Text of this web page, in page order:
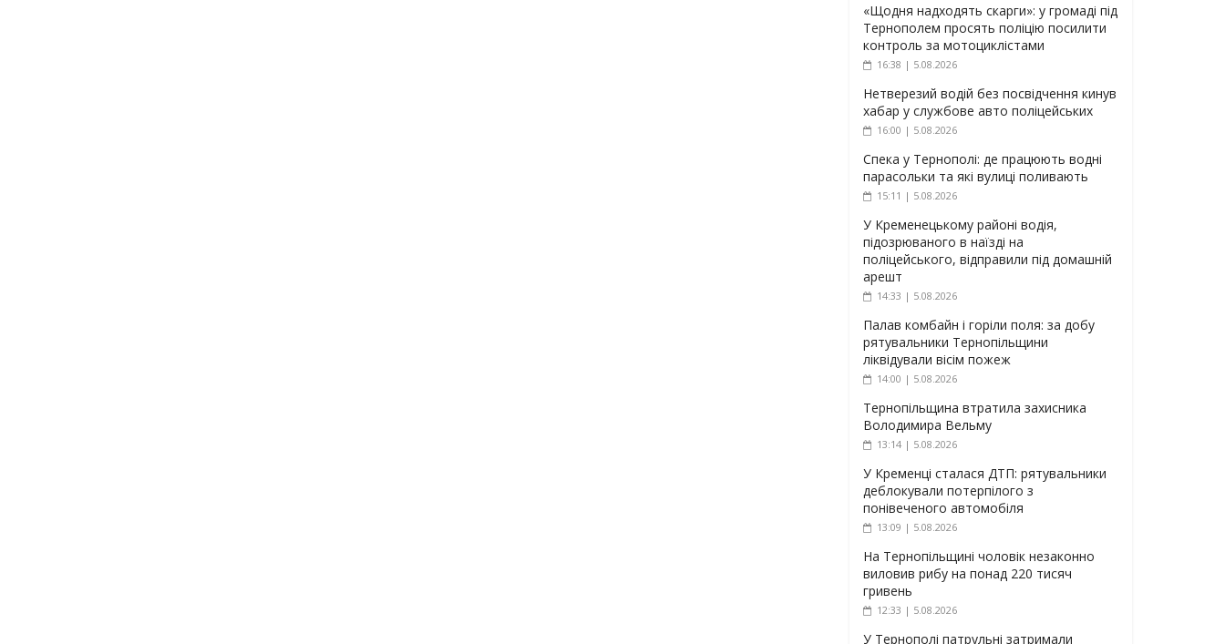
«Щодня надходять скарги»: у громаді під
Тернополем просять поліцію посилити
контроль за мотоциклістами
16:38 | 5.08.2026
Нетверезий водій без посвідчення кинув
хабар у службове авто поліцейських
16:00 | 5.08.2026
Спека у Тернополі: де працюють водні
парасольки та які вулиці поливають
15:11 | 5.08.2026
У Кременецькому районі водія,
підозрюваного в наїзді на
поліцейського, відправили під домашній
арешт
14:33 | 5.08.2026
Палав комбайн і горіли поля: за добу
рятувальники Тернопільщини
ліквідували вісім пожеж
14:00 | 5.08.2026
Тернопільщина втратила захисника
Володимира Вельму
13:14 | 5.08.2026
У Кременці сталася ДТП: рятувальники
деблокували потерпілого з
понівеченого автомобіля
13:09 | 5.08.2026
На Тернопільщині чоловік незаконно
виловив рибу на понад 220 тисяч
гривень
12:33 | 5.08.2026
У Тернополі патрульні затримали